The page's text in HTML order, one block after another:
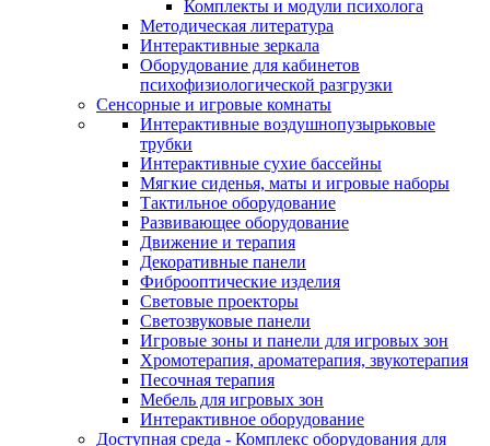
Комплекты и модули психолога
Методическая литература
Интерактивные зеркала
Оборудование для кабинетов
психофизиологической разгрузки
Сенсорные и игровые комнаты
Интерактивные воздушнопузырьковые
трубки
Интерактивные сухие бассейны
Мягкие сиденья, маты и игровые наборы
Тактильное оборудование
Развивающее оборудование
Движение и терапия
Декоративные панели
Фиброоптические изделия
Световые проекторы
Светозвуковые панели
Игровые зоны и панели для игровых зон
Хромотерапия, ароматерапия, звукотерапия
Песочная терапия
Мебель для игровых зон
Интерактивное оборудование
Доступная среда - Комплекс оборудования для